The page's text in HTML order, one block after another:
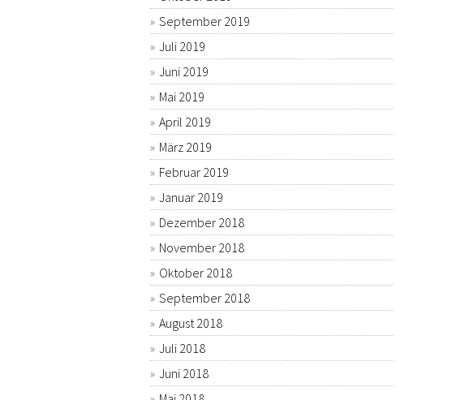
September 2019
Juli 2019
Juni 2019
Mai 2019
April 2019
März 2019
Februar 2019
Januar 2019
Dezember 2018
November 2018
Oktober 2018
September 2018
August 2018
Juli 2018
Juni 2018